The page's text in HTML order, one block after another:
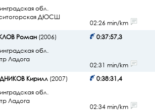
обл.
ДЮСШ
02:26 min/km
Роман(2006)
обл.
Ладога
0:37:57,3
02:31 min/km
Кирилл(2007)
обл.
Ладога
0:38:31,4
02:34 min/km